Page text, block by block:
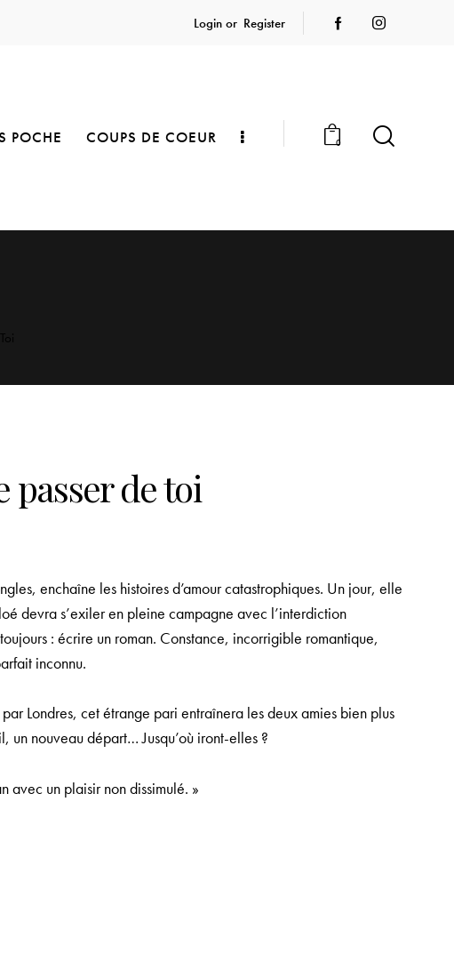
Login or Register
POCHE COUPS DE COEUR 0
passer de toi
enchaîne les histoires d’amour catastrophiques. Un jour, elle
devra s’exiler en pleine campagne avec l’interdiction
: écrire un roman. Constance, incorrigible romantique,
inconnu.
Londres, cet étrange pari entraînera les deux amies bien plus
nouveau départ… Jusqu’où iront-elles ?
avec un plaisir non dissimulé. »